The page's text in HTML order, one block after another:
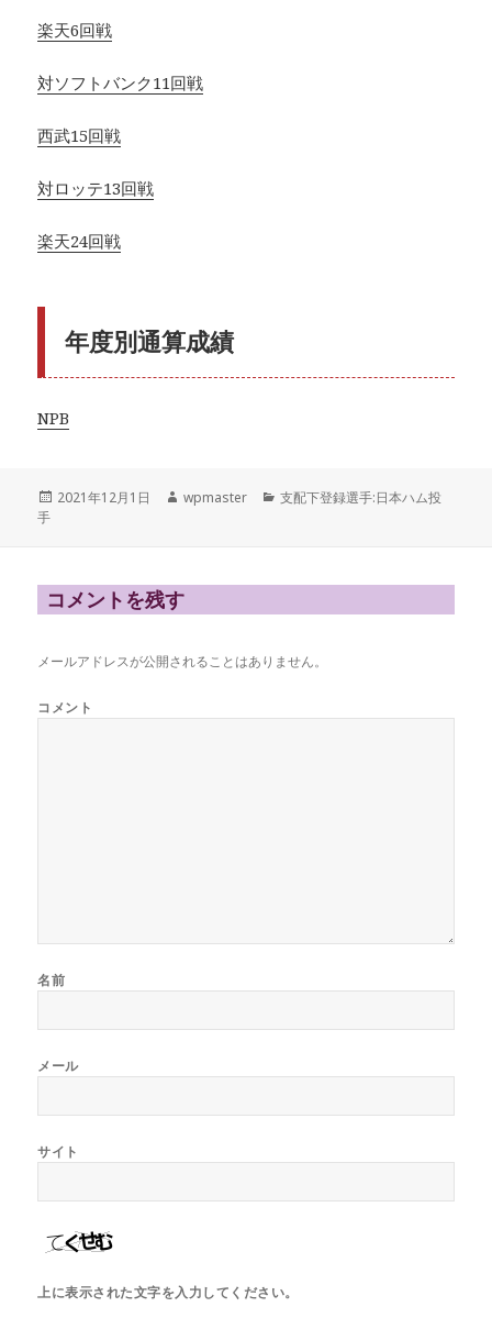
楽天6回戦
対ソフトバンク11回戦
西武15回戦
対ロッテ13回戦
楽天24回戦
年度別通算成績
NPB
投
2021年12月1日
作
wpmaster
カ
支配下登録選手:日本ハム投
手
コメントを残す
メールアドレスが公開されることはありません。
コメント
名前
メール
サイト
上に表示された文字を入力してください。